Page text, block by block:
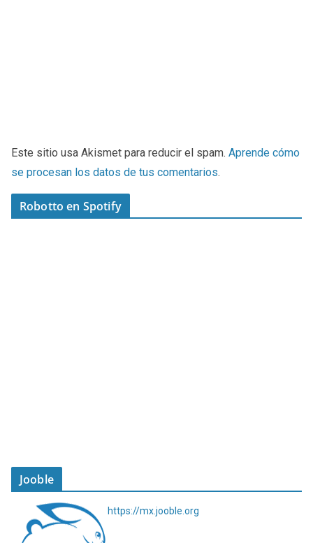
Este sitio usa Akismet para reducir el spam. Aprende cómo
se procesan los datos de tus comentarios.
Robotto en Spotify
Jooble
https://mx.jooble.org